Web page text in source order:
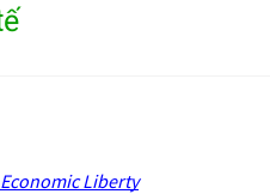
Liberty